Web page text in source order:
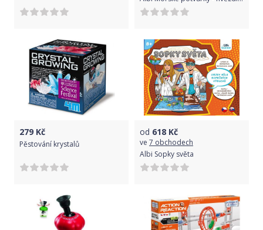
279 Kč
Pěstování krystalů
od 618 Kč
ve 7 obchodech
Albi Sopky světa